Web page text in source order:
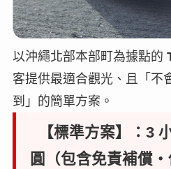
以沖繩北部本部町為據點的
客提供最適合觀光、且「不
到」的簡單方案。
【標準方案】：3
圓（包含免責補償・